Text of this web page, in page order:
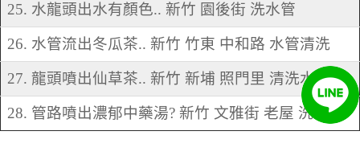
25. 水龍頭出水有顏色.. 新竹 園後街 洗水管
26. 水管流出冬瓜茶.. 新竹 竹東 中和路 水管清洗
27. 龍頭噴出仙草茶.. 新竹 新埔 照門里 清洗水管
28. 管路噴出濃郁中藥湯? 新竹 文雅街 老屋 洗水管